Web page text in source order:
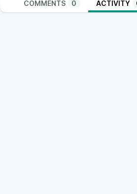
albano7/message
COMMENTS 0 ACTIVITY